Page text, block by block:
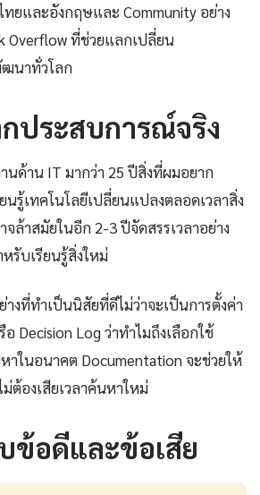
ยและอังกฤษและ Community อย่าง
Overflow ที่ช่วยแลกเปลี่ยน
นาทั่วโลก
ประสบการณ์จริง
นด้าน IT มากว่า 25 ปีสิ่งที่ผมอยาก
รู้เทคโนโลยีเปลี่ยนแปลงตลอดเวลาสิ่ง
ล้าสมัยในอีก 2-3 ปีจัดสรรเวลาอย่าง
รับเรียนรู้สิ่งใหม่
งที่ทำเป็นนิสัยที่ดีไม่ว่าจะเป็นการตั้งค่า
Decision Log ว่าทำไมถึงเลือกใช้
าในอนาคต Documentation จะช่วยให้
ต้องเสียเวลาค้นหาใหม่
ข้อดีและข้อเสีย